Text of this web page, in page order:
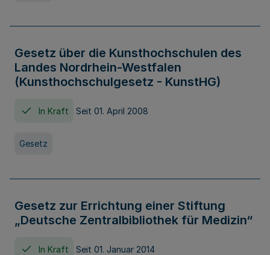
Gesetz über die Kunsthochschulen des
Landes Nordrhein-Westfalen
(Kunsthochschulgesetz - KunstHG)
In Kraft Seit 01. April 2008
Gesetz
Gesetz zur Errichtung einer Stiftung
„Deutsche Zentralbibliothek für Medizin“
In Kraft Seit 01. Januar 2014